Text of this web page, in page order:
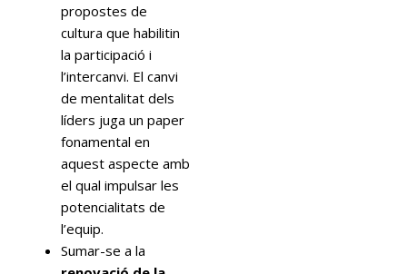
propostes de
cultura que habilitin
la participació i
l’intercanvi. El canvi
de mentalitat dels
líders juga un paper
fonamental en
aquest aspecte amb
el qual impulsar les
potencialitats de
l’equip.
Sumar-se a la